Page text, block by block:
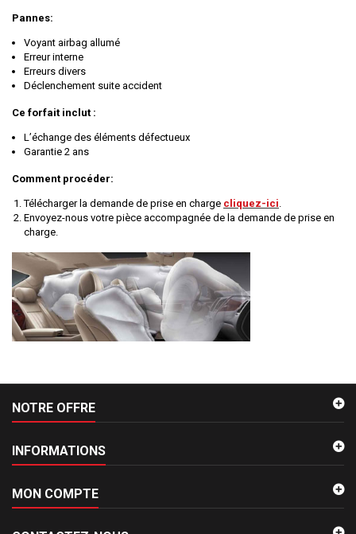
Pannes:
Voyant airbag allumé
Erreur interne
Erreurs divers
Déclenchement suite accident
Ce forfait inclut :
L’échange des éléments défectueux
Garantie 2 ans
Comment procéder:
Télécharger la demande de prise en charge cliquez-ici.
Envoyez-nous votre pièce accompagnée de la demande de prise en
charge.
NOTRE OFFRE
INFORMATIONS
MON COMPTE